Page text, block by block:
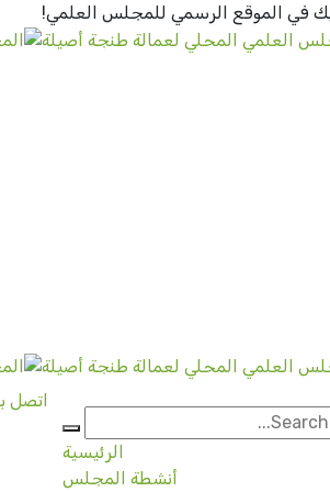
في الموقع الرسمي للمجلس العلمي!
الرئيسية
أنشطة المجلس
اتصل